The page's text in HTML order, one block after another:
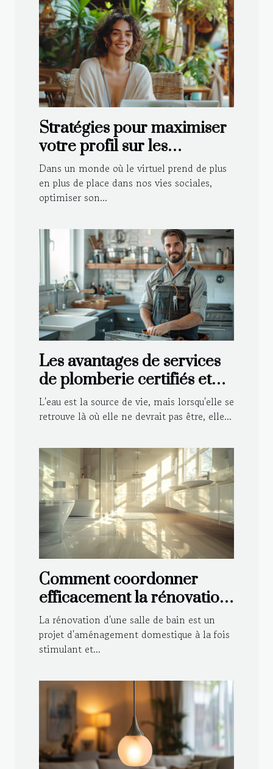
Stratégies pour maximiser
votre profil sur les
plateformes de rencontre
Dans un monde où le virtuel prend de plus
en plus de place dans nos vies sociales,
optimiser son...
Les avantages de services
de plomberie certifiés et
agréés par les assurances
L'eau est la source de vie, mais lorsqu'elle se
retrouve là où elle ne devrait pas être, elle...
Comment coordonner
efficacement la rénovation
de votre salle de bain
La rénovation d'une salle de bain est un
projet d'aménagement domestique à la fois
stimulant et...